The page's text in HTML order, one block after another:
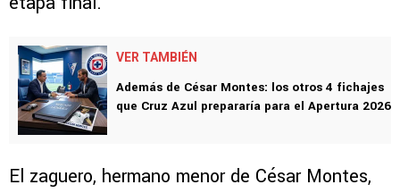
VER TAMBIÉN
Además de César Montes: los otros 4 fichajes
que Cruz Azul prepararía para el Apertura 2026
El zaguero, hermano menor de César Montes,